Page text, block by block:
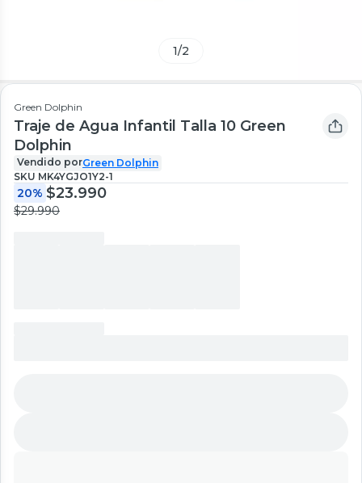
1/2
Green Dolphin
Traje de Agua Infantil Talla 10 Green
Dolphin
Vendido porGreen Dolphin
SKU MK4YGJO1Y2-1
20% $23.990
$29.990